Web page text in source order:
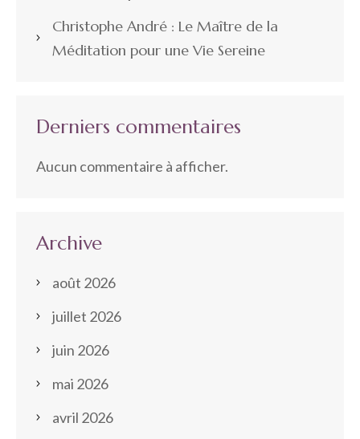
Christophe André : Le Maître de la
Méditation pour une Vie Sereine
Derniers commentaires
Aucun commentaire à afficher.
Archive
août 2026
juillet 2026
juin 2026
mai 2026
avril 2026